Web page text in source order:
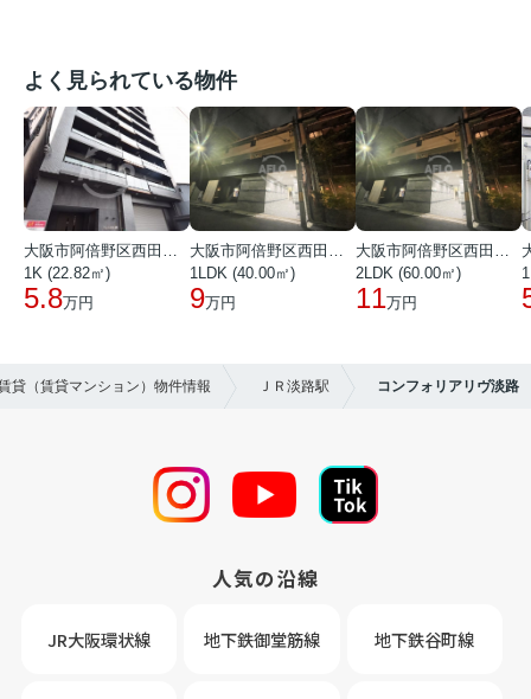
よく見られている物件
大阪市阿倍野区西田辺町１丁目
1K (22.82㎡)
5.8万円
大阪市阿倍野区西田辺町１丁目
1LDK (40.00㎡)
9万円
大阪市阿倍野区西田辺町１丁目
2LDK (60.00㎡)
11万円
貸（賃貸マンション）物件情報 ＪＲ淡路駅 コンフォリアリヴ淡路
人気の沿線
JR大阪環状線 地下鉄御堂筋線 地下鉄谷町線